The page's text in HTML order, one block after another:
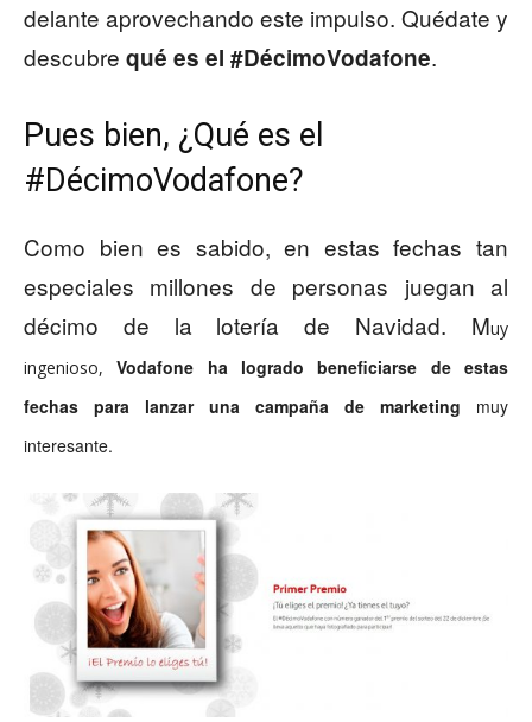
delante aprovechando este impulso. Quédate y
descubre qué es el #DécimoVodafone.
Pues bien, ¿Qué es el
#DécimoVodafone?
Como bien es sabido, en estas fechas tan
especiales millones de personas juegan al
décimo de la lotería de Navidad. Muy
ingenioso,
Vodafone ha logrado beneficiarse de estas
fechas para lanzar una campaña de marketing muy
interesante.